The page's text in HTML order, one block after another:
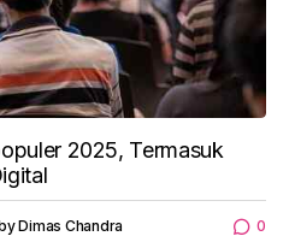
2025, Termasuk
Dimas Chandra 0